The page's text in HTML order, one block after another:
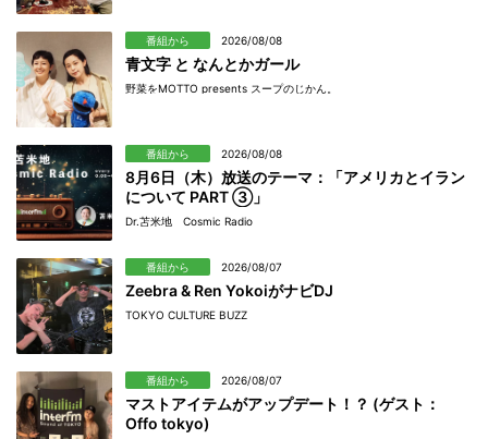
番組から 2026/08/08
青文字 と なんとかガール
野菜をMOTTO presents スープのじかん。
番組から 2026/08/08
8月6日（木）放送のテーマ：「アメリカとイラン
について PART ③」
Dr.苫米地 Cosmic Radio
番組から 2026/08/07
Zeebra & Ren YokoiがナビDJ
TOKYO CULTURE BUZZ
番組から 2026/08/07
マストアイテムがアップデート！？ (ゲスト：
Offo tokyo)